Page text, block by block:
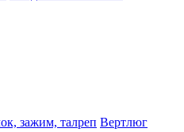
зажим, талреп Вертлюг